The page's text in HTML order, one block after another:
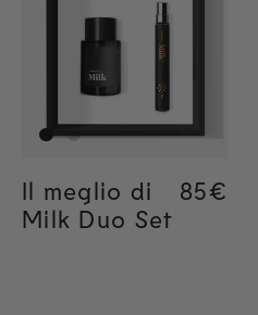
Il meglio di
Milk Duo Set
85€
85€